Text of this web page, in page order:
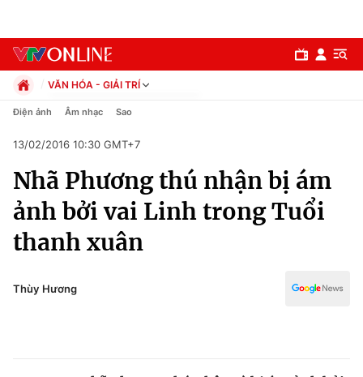
Chuyên mục
Chính trị
Xã hội
Pháp luật
VĂN HÓA - GIẢI TRÍ
Chính trị
Pháp luật
Kinh tế
Thể thao
Truyền hình
Văn hóa - Giải trí
Công nghệ
Điện ảnh Âm nhạc Sao
13/02/2016 10:30 GMT+7
Nhã Phương thú nhận bị ám
ảnh bởi vai Linh trong Tuổi
thanh xuân
Thùy Hương